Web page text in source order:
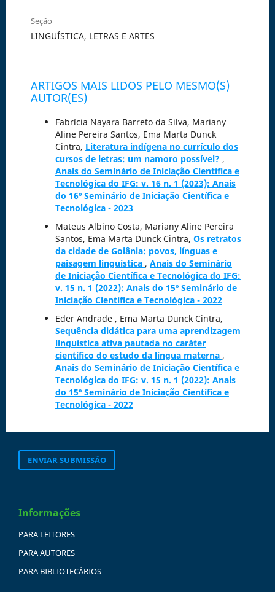
Seção
LINGUÍSTICA, LETRAS E ARTES
ARTIGOS MAIS LIDOS PELO MESMO(S)
AUTOR(ES)
Fabrícia Nayara Barreto da Silva, Mariany
Aline Pereira Santos, Ema Marta Dunck
Cintra, Literatura indígena no currículo dos
cursos de letras: um namoro possível? ,
Anais do Seminário de Iniciação Científica e
Tecnológica do IFG: v. 16 n. 1 (2023): Anais
do 16º Seminário de Iniciação Científica e
Tecnológica - 2023
Mateus Albino Costa, Mariany Aline Pereira
Santos, Ema Marta Dunck Cintra, Os retratos
da cidade de Goiânia: povos, línguas e
paisagem linguística , Anais do Seminário
de Iniciação Científica e Tecnológica do IFG:
v. 15 n. 1 (2022): Anais do 15º Seminário de
Iniciação Científica e Tecnológica - 2022
Eder Andrade , Ema Marta Dunck Cintra,
Sequência didática para uma aprendizagem
linguística ativa pautada no caráter
científico do estudo da língua materna ,
Anais do Seminário de Iniciação Científica e
Tecnológica do IFG: v. 15 n. 1 (2022): Anais
do 15º Seminário de Iniciação Científica e
Tecnológica - 2022
ENVIAR SUBMISSÃO
Informações
PARA LEITORES
PARA AUTORES
PARA BIBLIOTECÁRIOS